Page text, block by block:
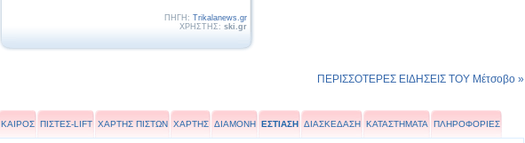
ΠΗΓΗ: Trikalanews.gr
ΧΡΗΣΤΗΣ: ski.gr
ΠΕΡΙΣΣΟΤΕΡΕΣ ΕΙΔΗΣΕΙΣ ΤΟΥ Μέτσοβο »
ΚΑΙΡΟΣ ΠΙΣΤΕΣ-LIFT ΧΑΡΤΗΣ ΠΙΣΤΩΝ ΧΑΡΤΗΣ ΔΙΑΜΟΝΗ ΕΣΤΙΑΣΗ ΔΙΑΣΚΕΔΑΣΗ ΚΑΤΑΣΤΗΜΑΤΑ ΠΛΗΡΟΦΟΡΙΕΣ